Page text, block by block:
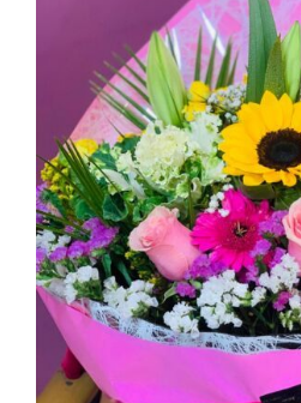
AÑADIR AL
DETALLES